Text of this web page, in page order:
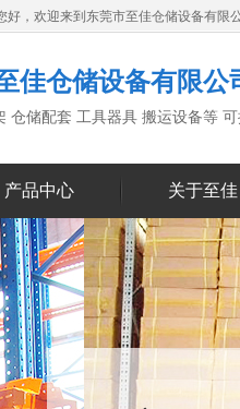
，欢迎来到东莞市至佳仓储设备有限
佳仓储设备有限公
仓储配套 工具器具 搬运设备等
产品中心 关于至佳